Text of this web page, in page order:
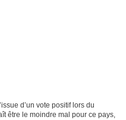
d’un vote positif lors du
être le moindre mal pour ce pays,